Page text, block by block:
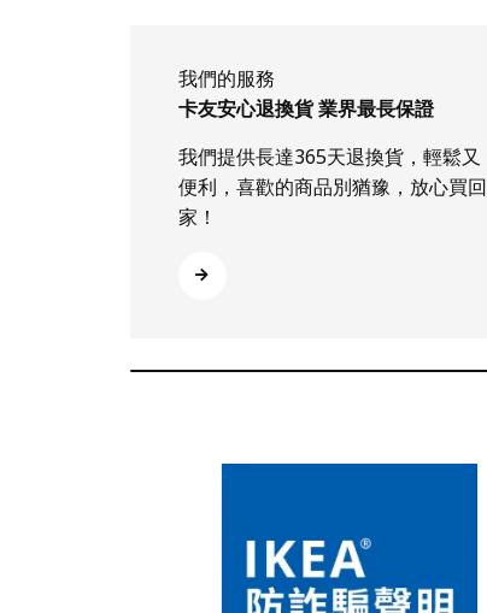
我們的服務
卡友安心退換貨 業界最長保證
我們提供長達365天退換貨，輕鬆又
便利，喜歡的商品別猶豫，放心買回
家！